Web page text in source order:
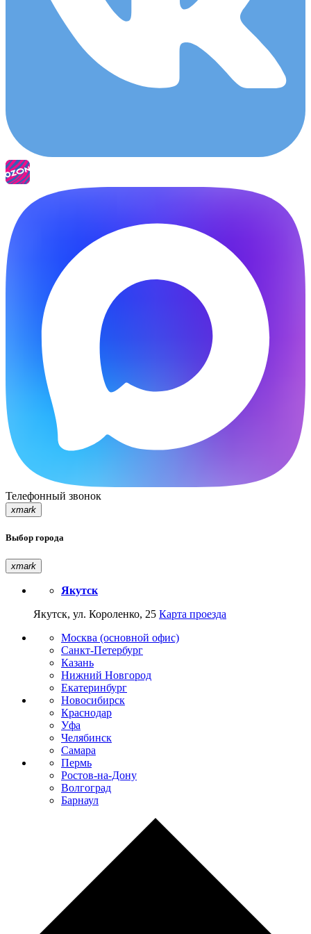
Телефонный звонок
xmark
Выбор города
xmark
Якутск
Якутск, ул. Короленко, 25 Карта проезда
Москва (основной офис)
Санкт-Петербург
Казань
Нижний Новгород
Екатеринбург
Новосибирск
Краснодар
Уфа
Челябинск
Самара
Пермь
Ростов-на-Дону
Волгоград
Барнаул